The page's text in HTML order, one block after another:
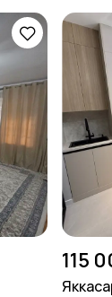
115